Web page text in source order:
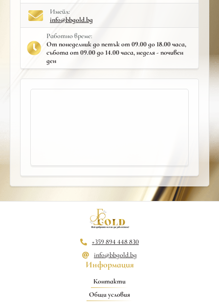
Имейл:
info@bbgold.bg
Работно време:
От понеделник до петък от 09.00 до 18.00 часа,
събота от 09.00 до 14.00 часа, неделя - почивен
ден
+359 894 448 830
info@bbgold.bg
Информация
Контакти
Общи условия